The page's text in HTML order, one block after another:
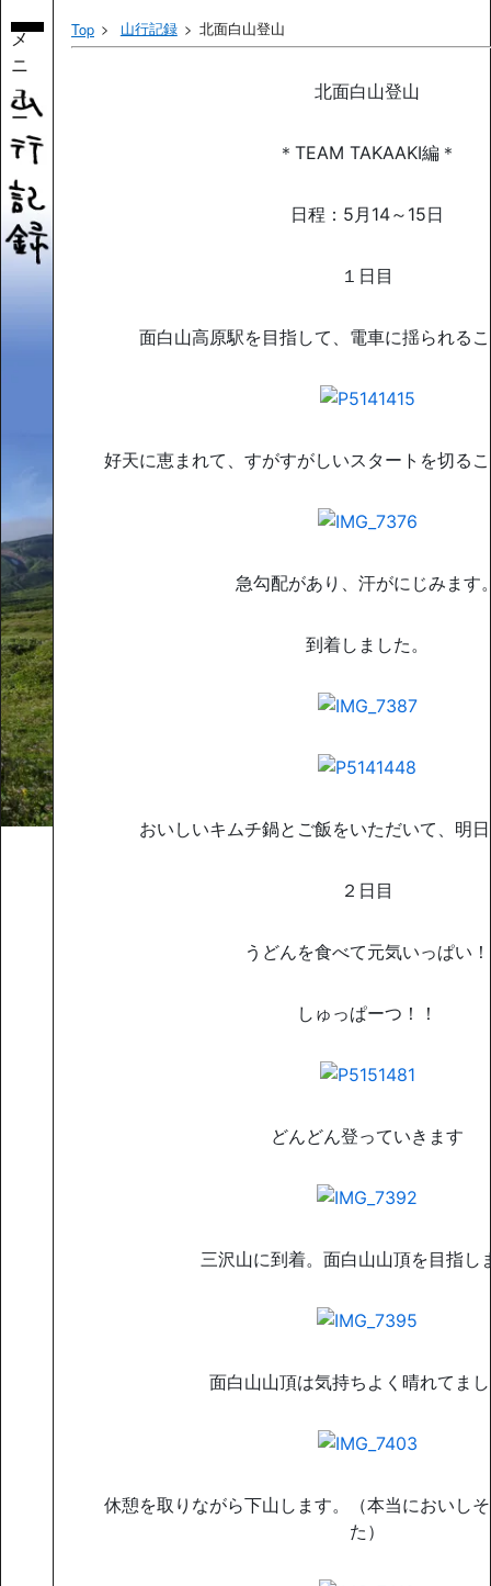
メ
ニ
ュ
ー
Top 山行記録 北面白山登山
北面白山登山
＊TEAM TAKAAKI編＊
日程：5月14～15日
１日目
面白山高原駅を目指して、電車に揺られる
好天に恵まれて、すがすがしいスタートを切る
急勾配があり、汗がにじみます
到着しました。
おいしいキムチ鍋とご飯をいただいて、明
２日目
うどんを食べて元気いっぱい！
しゅっぱーつ！！
どんどん登っていきます
三沢山に到着。面白山山頂を目指し
面白山山頂は気持ちよく晴れてま
休憩を取りながら下山します。（本当においし
た）